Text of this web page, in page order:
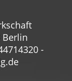
Berlin
-